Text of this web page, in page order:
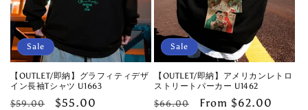
Sale
【OUTLET/即納】グラフィティデザ
イン長袖Tシャツ U1663
Regular
$59.00
Sale
$55.00
Sale
【OUTLET/即納】アメリカンレトロ
ストリートパーカー U1462
Regular
$66.00
Sale
From $62.00